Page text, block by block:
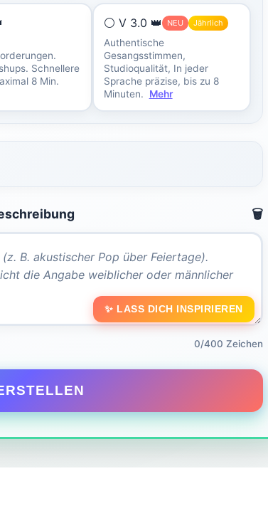
Schnellere
8 Min.
⚪ V 3.0 👑 NEU Jährlich
Authentische
Gesangsstimmen,
Studioqualität, In jeder
Sprache präzise, bis zu 8
Minuten.
Mehr
🗑️
✨ LASS DICH INSPIRIEREN
0/400 Zeichen